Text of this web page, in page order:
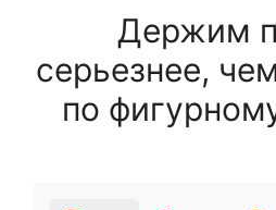
Держим
серьезнее,
по